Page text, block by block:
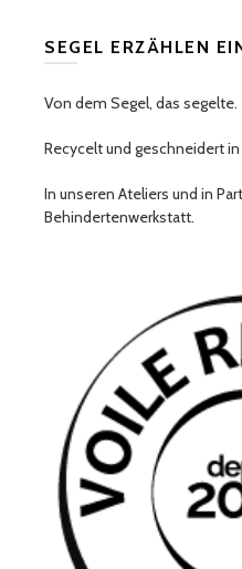
SEGEL ERZÄHLEN
Von dem Segel, das segelte.
Recycelt und geschneidert
In unseren Ateliers und in
Behindertenwerkstatt.